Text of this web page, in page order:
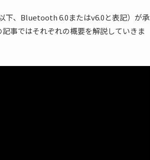
、Bluetooth 6.0またはv6.0と表記）が承
事ではそれぞれの概要を解説していきま